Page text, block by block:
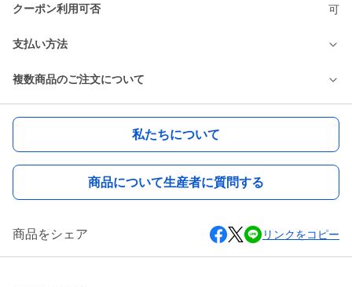
クーポン利用可否 可
支払い方法
複数商品のご注文について
私たちについて
商品について生産者に質問する
商品をシェア リンクをコピー